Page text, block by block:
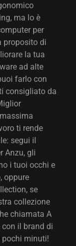
ma lo è
per
proposito di
la tua
ad alte
farlo con
consigliato da
ti rende
segui il
Anzu, gli
i tuoi occhi e
oppure
se
collezione
chiamata A
il brand di
pochi minuti!